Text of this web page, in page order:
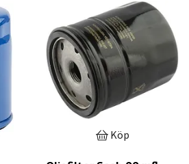
Köp